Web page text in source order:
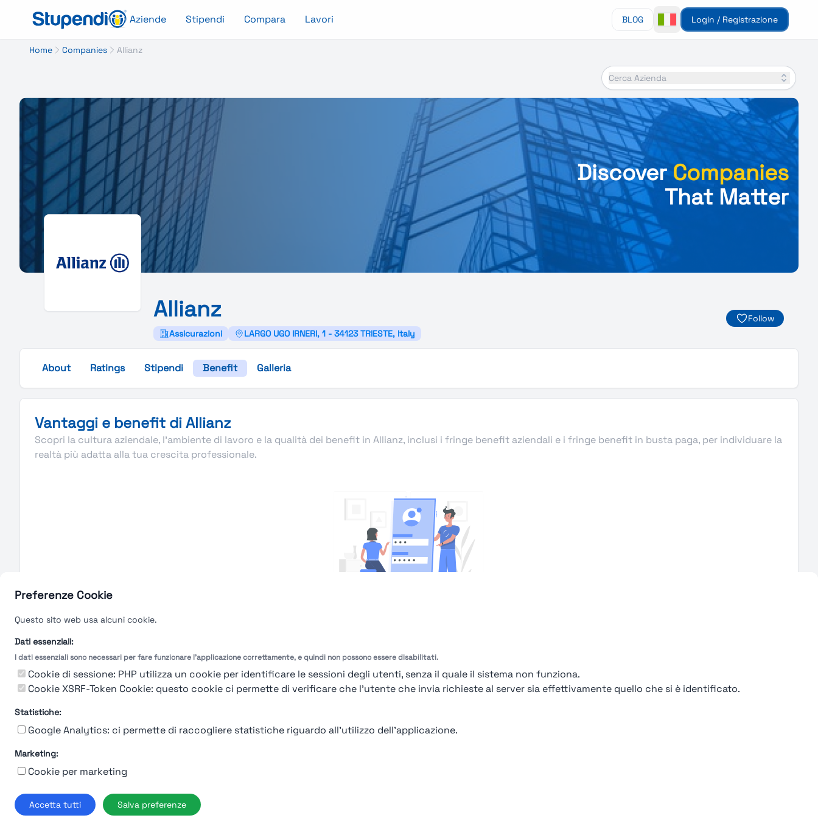
Preferenze Cookie
Questo sito web usa alcuni cookie.
Dati essenziali:
I dati essenziali sono necessari per fare funzionare l'applicazione correttamente, e quindi non possono essere disabilitati.
Cookie di sessione: PHP utilizza un cookie per identificare le sessioni degli utenti, senza il quale il sistema non funziona.
Cookie XSRF-Token Cookie: questo cookie ci permette di verificare che l'utente che invia richieste al server sia effettivamente quello che si è identificato.
Statistiche:
Google Analytics: ci permette di raccogliere statistiche riguardo all'utilizzo dell'applicazione.
Marketing:
Cookie per marketing
Accetta tutti Salva preferenze
Aziende Stipendi Compara Lavori BLOG Login / Registrazione
Home Companies Allianz
Cerca Azienda
DiscoverCompanies
That Matter
Allianz
Assicurazioni LARGO UGO IRNERI, 1 - 34123 TRIESTE, Italy
Follow
About Ratings Stipendi Benefit Galleria
Vantaggi e benefit di Allianz
Scopri la cultura aziendale, l’ambiente di lavoro e la qualità dei benefit in Allianz, inclusi i fringe benefit aziendali e i fringe benefit in busta paga, per individuare la
realtà più adatta alla tua crescita professionale.
Ops! Non sei loggato
LoginorIscrivitiper vedere